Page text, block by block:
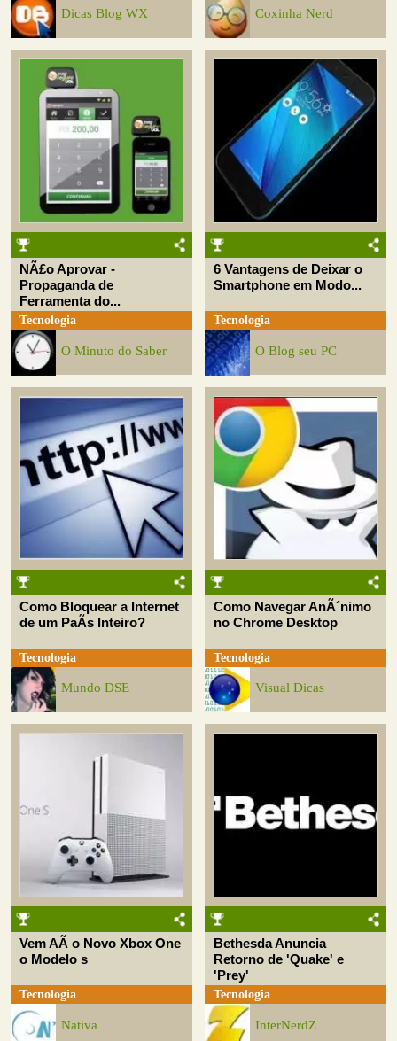
Dicas Blog WX Coxinha Nerd
NÃ£o Aprovar -
Propaganda de
Ferramenta do...
Tecnologia
O Minuto do Saber
6 Vantagens de Deixar o
Smartphone em Modo...
Tecnologia
O Blog seu PC
Como Bloquear a Internet
de um PaÃ­s Inteiro?
Tecnologia
Mundo DSE
Como Navegar AnÃ´nimo
no Chrome Desktop
Tecnologia
Visual Dicas
Vem AÃ­ o Novo Xbox One
o Modelo s
Tecnologia
Nativa
Bethesda Anuncia
Retorno de 'Quake' e
'Prey'
Tecnologia
InterNerdZ